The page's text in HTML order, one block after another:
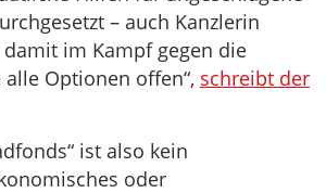
– auch Kanzlerin
im Kampf gegen die
Optionen offen“, schreibt der
ist also kein
oder